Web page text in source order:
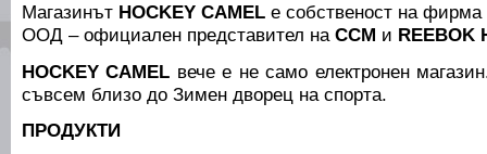
Магазинът HOCKEY CAMEL е собственост на фирма
ООД – официален представител на CCM и REEBOK
HOCKEY CAMEL вече е не само електронен
съвсем близо до Зимен дворец на спорта.
ПРОДУКТИ